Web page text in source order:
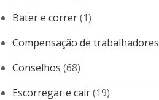
Bater e correr(1)
Compensação de trabalhadores
Conselhos (68)
Escorregar e cair(19)